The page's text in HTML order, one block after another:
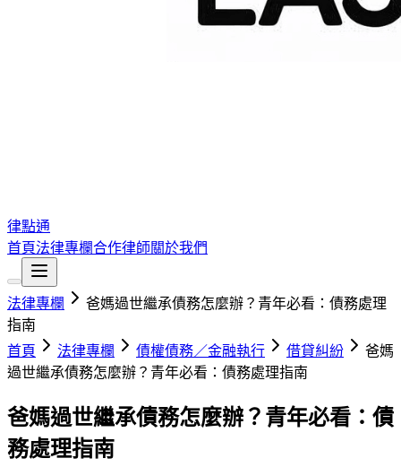
律點通
首頁法律專欄合作律師關於我們
法律專欄
爸媽過世繼承債務怎麼辦？青年必看：債務處理
指南
首頁
法律專欄 債權債務／金融執行 借貸糾紛
爸媽
過世繼承債務怎麼辦？青年必看：債務處理指南
爸媽過世繼承債務怎麼辦？青年必看：債
務處理指南